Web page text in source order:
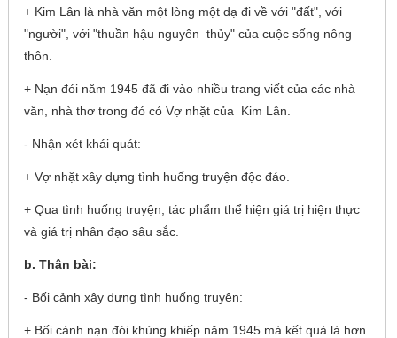
+ Kim Lân là nhà văn một lòng một dạ đi về với "đất", với
"người", với "thuần hậu nguyên thủy" của cuộc sống nông
thôn.
+ Nạn đói năm 1945 đã đi vào nhiều trang viết của các nhà
văn, nhà thơ trong đó có Vợ nhặt của Kim Lân.
- Nhận xét khái quát:
+ Vợ nhặt xây dựng tình huống truyện độc đáo.
+ Qua tình huống truyện, tác phẩm thể hiện giá trị hiện thực
và giá trị nhân đạo sâu sắc.
b. Thân bài:
- Bối cảnh xây dựng tình huống truyện:
+ Bối cảnh nạn đói khủng khiếp năm 1945 mà kết quả là hơn